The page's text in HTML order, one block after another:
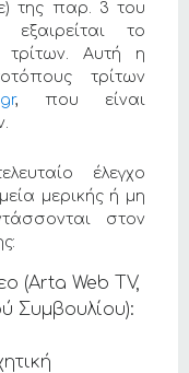
της παρ. 3 του
το
τρίτων. Αυτή η
τρίτων
, που είναι
έλεγχο
μερικής ή μη
στον
(Arta Web TV,
Συμβουλίου):